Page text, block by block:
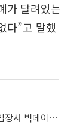
가 달려있는
다”고 말했
이기철 GS리테일 간편MD부문장 “소비자 입장서 빅데이터 분석, 편의점 히트상품 개발 비결이죠”